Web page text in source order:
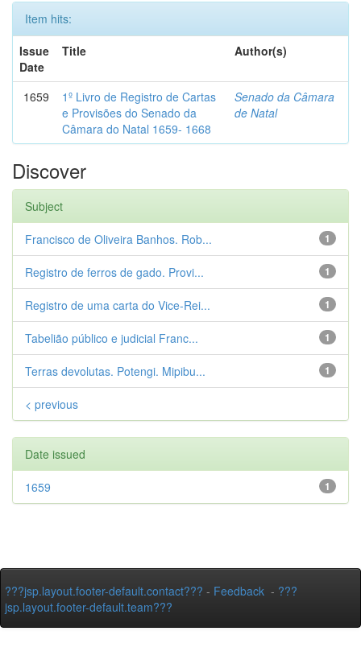
Item hits:
Issue
Date
Title Author(s)
1659
1º Livro de Registro de Cartas
e Provisões do Senado da
Câmara do Natal 1659- 1668
Senado da Câmara
de Natal
Discover
Subject
1
Francisco de Oliveira Banhos. Rob...
1
Registro de ferros de gado. Provi...
1
Registro de uma carta do Vice-Rei...
1
Tabelião público e judicial Franc...
1
Terras devolutas. Potengi. Mipibu...
< previous
Date issued
1
1659
???jsp.layout.footer-default.contact??? - Feedback - ???
jsp.layout.footer-default.team???